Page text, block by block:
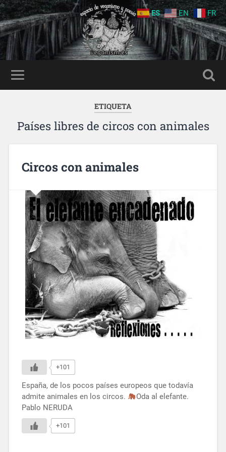
ETIQUETA
Países libres de circos con animales
Circos con animales
+101
España, de los pocos países europeos que todavía
admite animales en los circos.
Oda al elefante.
Pablo NERUDA
+101
ES EN FR